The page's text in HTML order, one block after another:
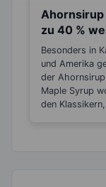
Ahornsirup –
zu 40 %
Kalorien als
Zucker
Besonders in
und Amerika
der
Maple Syrup
den